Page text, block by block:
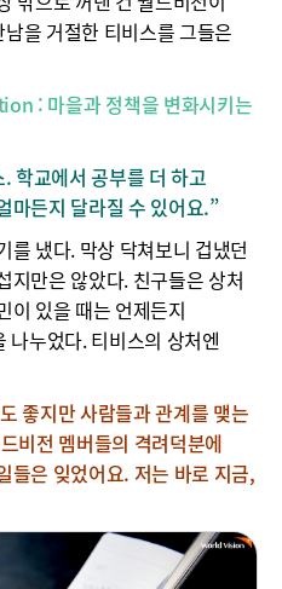
을 거절한 티비스를 그들은
: 마을과 정책을 변화시키는
학교에서 공부를 더 하고
마든지 달라질 수 있어요.”
를 냈다. 막상 닥쳐보니 겁냈던
지만은 않았다. 친구들은 상처
이 있을 때는 언제든지
나누었다. 티비스의 상처엔
좋지만 사람들과 관계를 맺는
비전 멤버들의 격려덕분에
들은 잊었어요. 저는 바로 지금,